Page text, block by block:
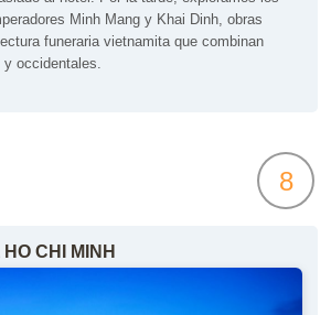
Minh Mang y Khai Dinh, obras
funeraria vietnamita que combinan
occidentales.
8
CHI MINH